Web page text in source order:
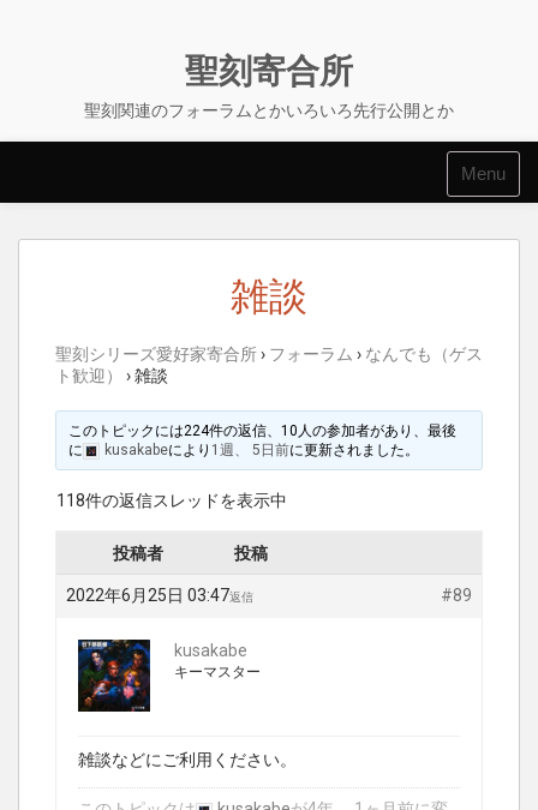
聖刻寄合所
聖刻関連のフォーラムとかいろいろ先行公開とか
Menu
雑談
聖刻シリーズ愛好家寄合所› フォーラム › なんでも（ゲス
ト歓迎）
›雑談
このトピックには224件の返信、10人の参加者があり、最後
に
kusakabeにより 1週、 5日前に更新されました。
118件の返信スレッドを表示中
投稿者 投稿
2022年6月25日 03:47 #89
返信
kusakabe
キーマスター
雑談などにご利用ください。